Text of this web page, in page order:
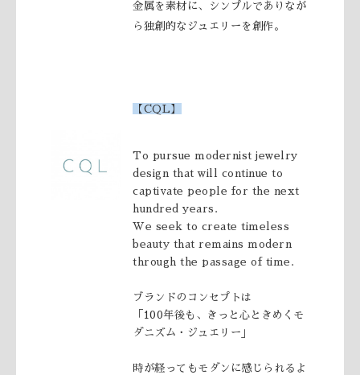
金属を素材に、シンプルでありなが
ら独創的なジュエリーを創作。
【 CQL 】
To pursue modernist jewelry
design that will continue to
captivate people for the next
hundred years.
We seek to create timeless
beauty that remains modern
through the passage of time.
ブランドのコンセプトは
「100年後も、きっと 心ときめくモ
ダニズム・ジュエリー」
時が経ってもモダンに感じられるよ